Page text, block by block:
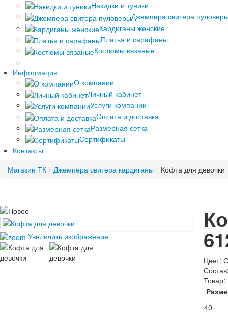
Накидки и туники
Джемпера свитера
Кардиганы женские
Платья и сарафаны
Костюмы вязаные
Информация
О компании
Личный кабинет
Услуги компании
Оплата и доставка
Размерная сетка
Сертификаты
Контакты
Магазин ТК | Джемпера свитера кардиганы | Кофта для девочки
Увеличить изображение
Цвет:
Состав
Товар:
40